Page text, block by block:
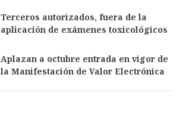
Terceros autorizados, fuera de la
aplicación de exámenes toxicológicos
Aplazan a octubre entrada en vigor de
la Manifestación de Valor Electrónica